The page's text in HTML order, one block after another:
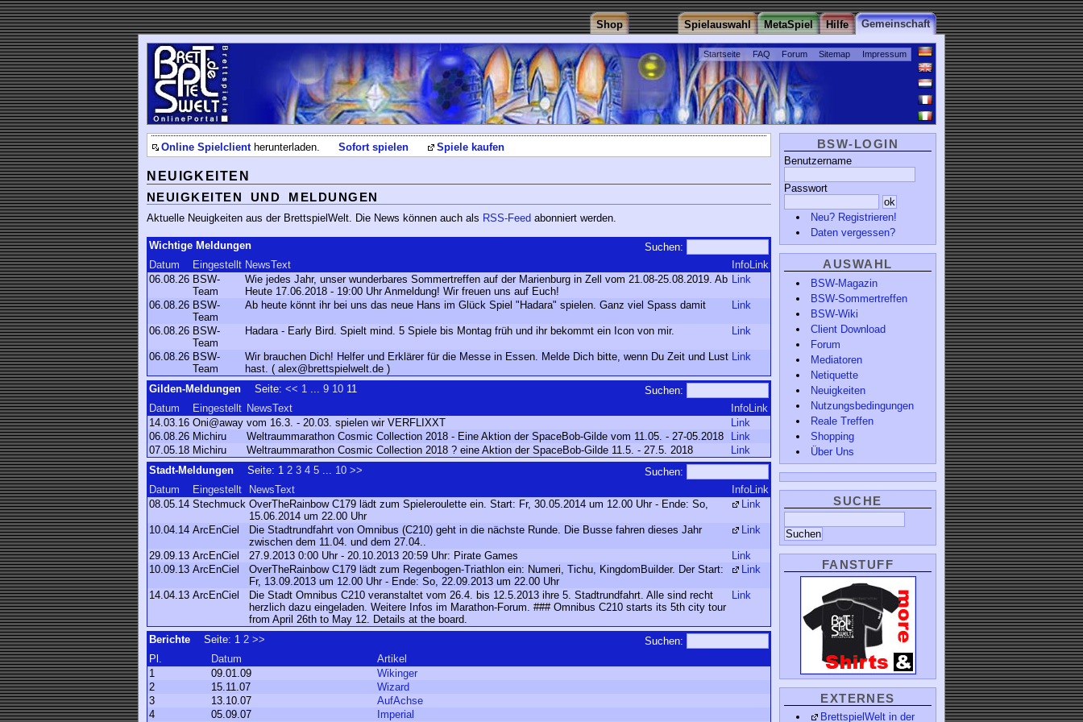
Startseite FAQ Forum Sitemap Impressum
Gemeinschaft
Hilfe
MetaSpiel
Spielauswahl
Shop
BSW-LOGIN
Benutzername
Passwort
Neu? Registrieren!
Daten vergessen?
AUSWAHL
BSW-Magazin
BSW-Sommertreffen
BSW-Wiki
Client Download
Forum
Mediatoren
Netiquette
Neuigkeiten
Nutzungsbedingungen
Reale Treffen
Shopping
Über Uns
SUCHE
FANSTUFF
EXTERNES
BrettspielWelt in der
Online Spielclientherunterladen. Sofort spielen Spiele kaufen
NEUIGKEITEN
NEUIGKEITEN UND MELDUNGEN
Aktuelle Neuigkeiten aus der BrettspielWelt. Die News können auch als RSS-Feed abonniert werden.
Suchen:
Wichtige Meldungen
Datum
Eingestellt NewsText
InfoLink
06.08.26 BSW-
Team
Wie jedes Jahr, unser wunderbares Sommertreffen auf der Marienburg in Zell vom 21.08-25.08.2019. Ab
Heute 17.06.2018 - 19:00 Uhr Anmeldung! Wir freuen uns auf Euch!
Link
06.08.26 BSW-
Team
Ab heute könnt ihr bei uns das neue Hans im Glück Spiel "Hadara" spielen. Ganz viel Spass damit Link
06.08.26 BSW-
Team
Hadara - Early Bird. Spielt mind. 5 Spiele bis Montag früh und ihr bekommt ein Icon von mir. Link
06.08.26 BSW-
Team
Wir brauchen Dich! Helfer und Erklärer für die Messe in Essen. Melde Dich bitte, wenn Du Zeit und Lust
hast. ( alex@brettspielwelt.de )
Link
Suchen:
Gilden-Meldungen Seite:<< 1 ...9 10 11
Datum
Eingestellt NewsText
InfoLink
14.03.16 Oni@away vom 16.3. - 20.03. spielen wir VERFLIXXT
Link
06.08.26 Michiru Weltraummarathon Cosmic Collection 2018 - Eine Aktion der SpaceBob-Gilde vom 11.05. - 27-05.2018
Link
07.05.18 Michiru Weltraummarathon Cosmic Collection 2018 ? eine Aktion der SpaceBob-Gilde 11.5. - 27.5. 2018
Link
Suchen:
Stadt-Meldungen Seite: 1 2 3 4 5 10 >>
Datum
Eingestellt NewsText
InfoLink
08.05.14 Stechmuck OverTheRainbow C179 lädt zum Spieleroulette ein. Start: Fr, 30.05.2014 um 12.00 Uhr - Ende: So,
15.06.2014 um 22.00 Uhr
Link
10.04.14 ArcEnCiel
Die Stadtrundfahrt von Omnibus (C210) geht in die nächste Runde. Die Busse fahren dieses Jahr
zwischen dem 11.04. und dem 27.04..
Link
29.09.13 ArcEnCiel 27.9.2013 0:00 Uhr - 20.10.2013 20:59 Uhr: Pirate Games
Link
10.09.13 ArcEnCiel
OverTheRainbow C179 lädt zum Regenbogen-Triathlon ein: Numeri, Tichu, KingdomBuilder. Der Start:
Fr, 13.09.2013 um 12.00 Uhr - Ende: So, 22.09.2013 um 22.00 Uhr
Link
14.04.13 ArcEnCiel
Die Stadt Omnibus C210 veranstaltet vom 26.4. bis 12.5.2013 ihre 5. Stadtrundfahrt. Alle sind recht
herzlich dazu eingeladen. Weitere Infos im Marathon-Forum. ### Omnibus C210 starts its 5th city tour
from April 26th to May 12. Details at the board.
Link
Suchen:
Berichte Seite: 1 2 >>
Pl.
Datum
Artikel
1
09.01.09
Wikinger
2
15.11.07
Wizard
3
13.10.07
AufAchse
4
05.09.07
Imperial